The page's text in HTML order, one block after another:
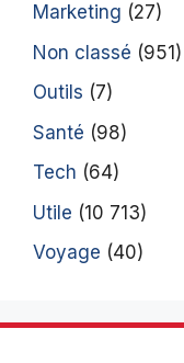
Marketing (27)
Non classé (951)
Outils (7)
Santé (98)
Tech (64)
Utile (10 713)
Voyage (40)